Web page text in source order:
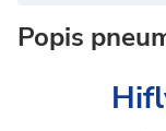
Popis